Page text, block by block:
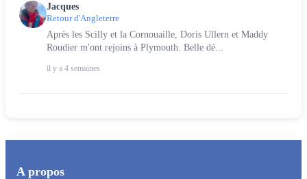
Jacques
Retour d'Angleterre
Après les Scilly et la Cornouaille, Doris Ullern et Maddy
Roudier m'ont rejoins à Plymouth. Belle dé...
il y a 4 semaines
A propos